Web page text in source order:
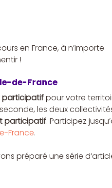
en France, à n’importe
!
de-France
participatif pour votre
les deux
participatif. Participez
France.
préparé une série